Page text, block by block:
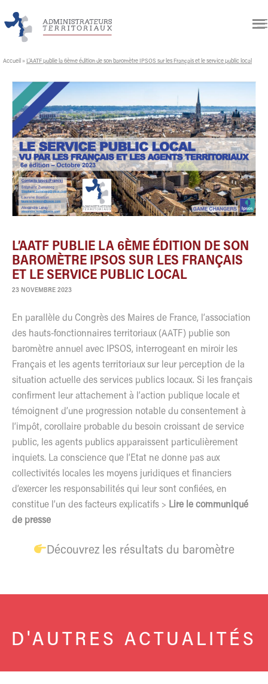
Accueil » L’AATF publie la 6ème édition de son baromètre IPSOS sur les Français et le service public local
L’AATF PUBLIE LA 6ÈME ÉDITION DE SON
BAROMÈTRE IPSOS SUR LES FRANÇAIS
ET LE SERVICE PUBLIC LOCAL
23 NOVEMBRE 2023
En parallèle du Congrès des Maires de France, l’association
des hauts-fonctionnaires territoriaux (AATF) publie son
baromètre annuel avec IPSOS, interrogeant en miroir les
Français et les agents territoriaux sur leur perception de la
situation actuelle des services publics locaux. Si les français
confirment leur attachement à l’action publique locale et
témoignent d’une progression notable du consentement à
l’impôt, corollaire probable du besoin croissant de service
public, les agents publics apparaissent particulièrement
inquiets. La conscience que l’Etat ne donne pas aux
collectivités locales les moyens juridiques et financiers
d’exercer les responsabilités qui leur sont confiées, en
constitue l’un des facteurs explicatifs > Lire le communiqué
de presse
Découvrez les résultats du baromètre
D'AUTRES ACTUALITÉS